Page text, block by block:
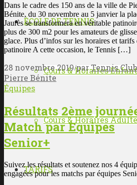
ÉCOLE DE TENNIS
Cours & Horaires Enfant
Cours & Horaires Adulte
TARIFS
Dans le cadre des 150 ans de la ville de
Bénite, du 30 novembre au 5 janvier la
Jaurès se transformera en véritable
plus de 300 m2 pour les amateurs de
glace. Plus d’infos sur les horaires et tarifs
patinoire A cette occasion, le Tennis […]
28 novembre 2019/parTennis
Pierre Bénite
Équipes
Résultats 2ème
Match par Equipes
Senior+
Suivez les résultats et soutenez nos 4
engagées pour les matchs par équipes